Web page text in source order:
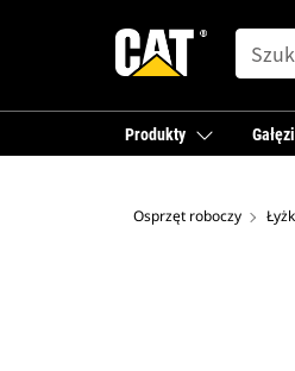
SEARCH
Produkty
Osprzęt roboczy